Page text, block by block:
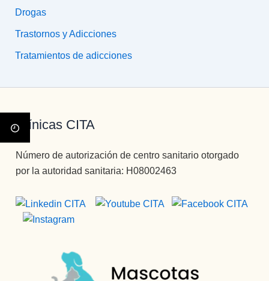
Drogas
Trastornos y Adicciones
Tratamientos de adicciones
Clínicas CITA
Número de autorización de centro sanitario otorgado
por la autoridad sanitaria: H08002463